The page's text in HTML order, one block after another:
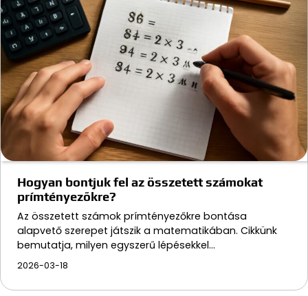
Hogyan bontjuk fel az összetett számokat
prímtényezőkre?
Az összetett számok prímtényezőkre bontása
alapvető szerepet játszik a matematikában. Cikkünk
bemutatja, milyen egyszerű lépésekkel…
2026-03-18